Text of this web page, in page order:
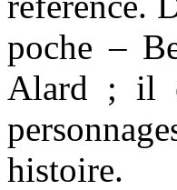
poche –
Alard ; il
histoire.